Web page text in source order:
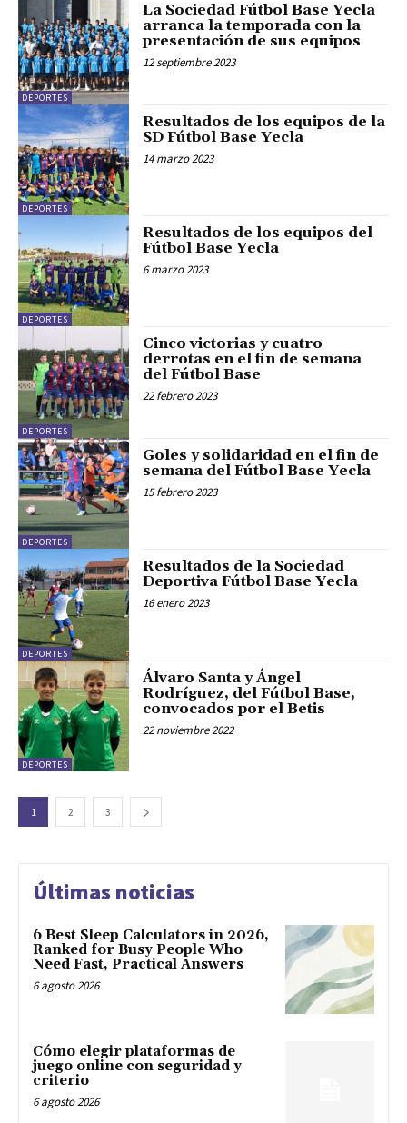
DEPORTES
La Sociedad Fútbol Base Yecla
arranca la temporada con la
presentación de sus equipos
12 septiembre 2023
DEPORTES
Resultados de los equipos de la
SD Fútbol Base Yecla
14 marzo 2023
DEPORTES
Resultados de los equipos del
Fútbol Base Yecla
6 marzo 2023
DEPORTES
Cinco victorias y cuatro
derrotas en el fin de semana
del Fútbol Base
22 febrero 2023
DEPORTES
Goles y solidaridad en el fin de
semana del Fútbol Base Yecla
15 febrero 2023
DEPORTES
Resultados de la Sociedad
Deportiva Fútbol Base Yecla
16 enero 2023
DEPORTES
Álvaro Santa y Ángel
Rodríguez, del Fútbol Base,
convocados por el Betis
22 noviembre 2022
1 2 3
Últimas noticias
6 Best Sleep Calculators in 2026,
Ranked for Busy People Who
Need Fast, Practical Answers
6 agosto 2026
Cómo elegir plataformas de
juego online con seguridad y
criterio
6 agosto 2026